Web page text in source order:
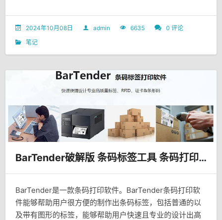
2024年10月08日 admin 6635
0 评论
笔记
BarTender破解版 条码标签工具 条码打印软件
BarTender是一款条码打印软件。BarTender条码打印软
件能够帮助用户很方便的制作出条码标签，包括普通的以
及带有图形的标签，能够帮助用户快速且专业的设计出高